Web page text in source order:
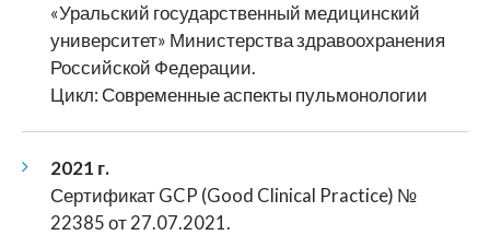
«Уральский государственный медицинский
университет» Министерства здравоохранения
Российской Федерации.
Цикл: Современные аспекты пульмонологии
2021 г.
Сертификат GCP (Good Clinical Practice) №
22385 от 27.07.2021.